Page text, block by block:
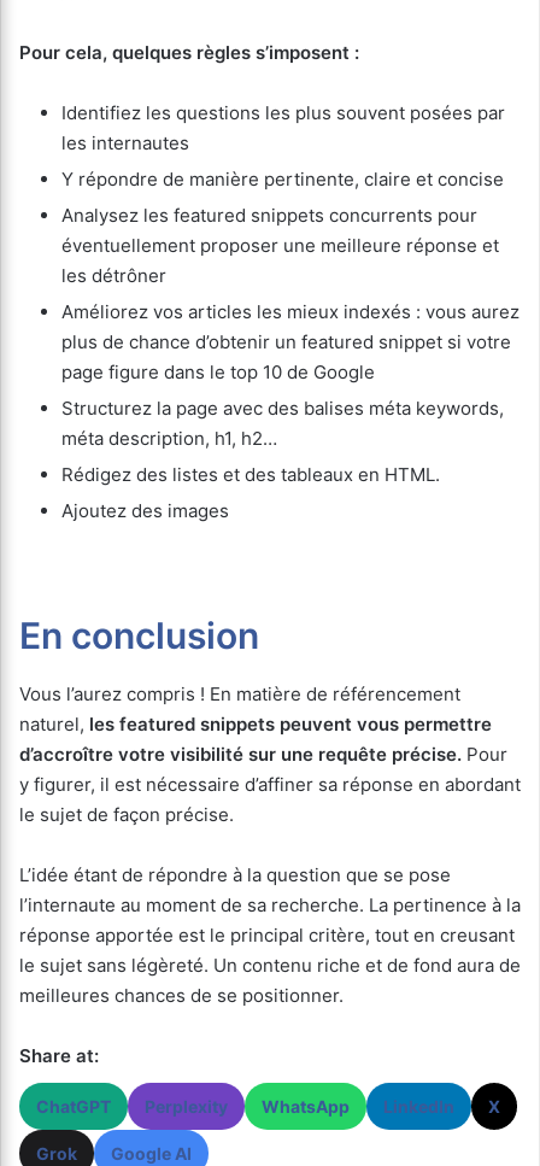
Pour cela, quelques règles s’imposent :
Identifiez les questions les plus souvent posées par
les internautes
Y répondre de manière pertinente, claire et concise
Analysez les featured snippets concurrents pour
éventuellement proposer une meilleure réponse et
les détrôner
Améliorez vos articles les mieux indexés : vous aurez
plus de chance d’obtenir un featured snippet si votre
page figure dans le top 10 de Google
Structurez la page avec des balises méta keywords,
méta description, h1, h2…
Rédigez des listes et des tableaux en HTML.
Ajoutez des images
En conclusion
Vous l’aurez compris ! En matière de référencement
naturel, les featured snippets peuvent vous permettre
d’accroître votre visibilité sur une requête précise. Pour
y figurer, il est nécessaire d’affiner sa réponse en abordant
le sujet de façon précise.
L’idée étant de répondre à la question que se pose
l’internaute au moment de sa recherche. La pertinence à la
réponse apportée est le principal critère, tout en creusant
le sujet sans légèreté. Un contenu riche et de fond aura de
meilleures chances de se positionner.
Share at:
ChatGPT Perplexity WhatsApp LinkedIn X
Grok Google AI